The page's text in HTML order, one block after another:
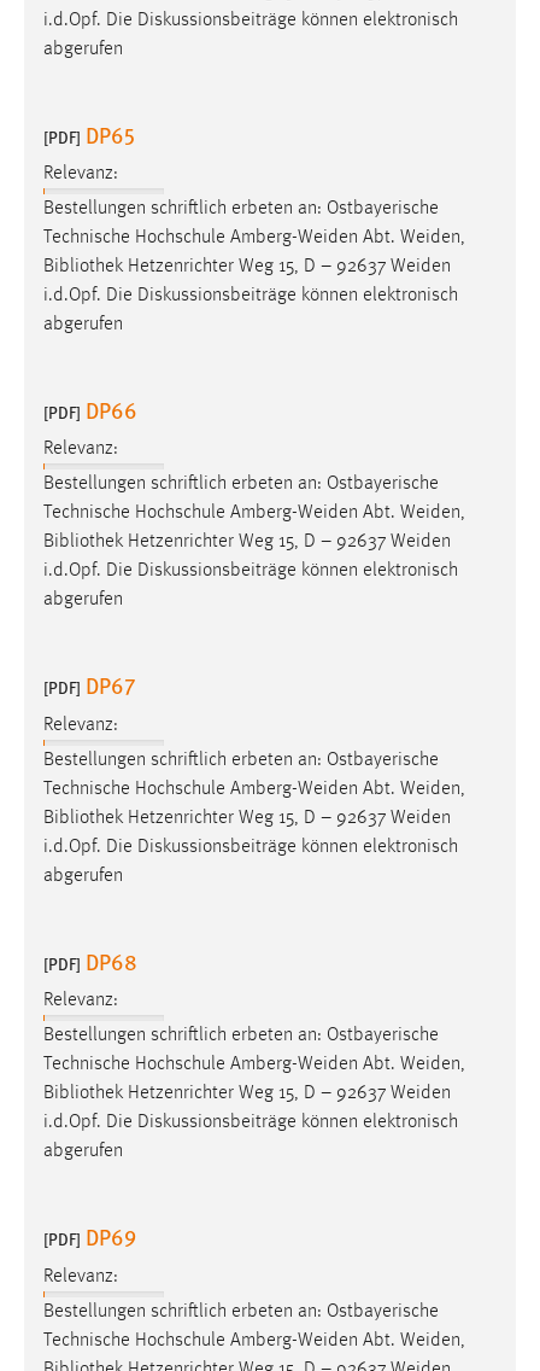
i.d.Opf. Die Diskussionsbeiträge können elektronisch
abgerufen
[PDF] DP65
Relevanz:
Bestellungen schriftlich erbeten an: Ostbayerische
Technische Hochschule Amberg-Weiden Abt. Weiden,
Bibliothek Hetzenrichter Weg 15, D – 92637 Weiden
i.d.Opf. Die Diskussionsbeiträge können elektronisch
abgerufen
[PDF] DP66
Relevanz:
Bestellungen schriftlich erbeten an: Ostbayerische
Technische Hochschule Amberg-Weiden Abt. Weiden,
Bibliothek Hetzenrichter Weg 15, D – 92637 Weiden
i.d.Opf. Die Diskussionsbeiträge können elektronisch
abgerufen
[PDF] DP67
Relevanz:
Bestellungen schriftlich erbeten an: Ostbayerische
Technische Hochschule Amberg-Weiden Abt. Weiden,
Bibliothek Hetzenrichter Weg 15, D – 92637 Weiden
i.d.Opf. Die Diskussionsbeiträge können elektronisch
abgerufen
[PDF] DP68
Relevanz:
Bestellungen schriftlich erbeten an: Ostbayerische
Technische Hochschule Amberg-Weiden Abt. Weiden,
Bibliothek Hetzenrichter Weg 15, D – 92637 Weiden
i.d.Opf. Die Diskussionsbeiträge können elektronisch
abgerufen
[PDF] DP69
Relevanz:
Bestellungen schriftlich erbeten an: Ostbayerische
Technische Hochschule Amberg-Weiden Abt. Weiden,